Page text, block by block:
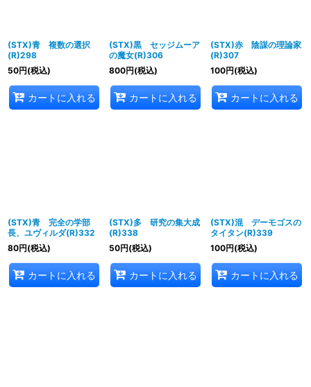
(STX)青 複数の選択
(R)298
50円(税込)
カートに入れる
(STX)黒 セッジムーア
の魔女(R)306
800円(税込)
カートに入れる
(STX)赤 陰謀の理論家
(R)307
100円(税込)
カートに入れる
(STX)青 完全の学部
長、ユヴィルダ(R)332
80円(税込)
カートに入れる
(STX)多 研究の集大成
(R)338
50円(税込)
カートに入れる
(STX)混 デーモゴスの
タイタン(R)339
100円(税込)
カートに入れる